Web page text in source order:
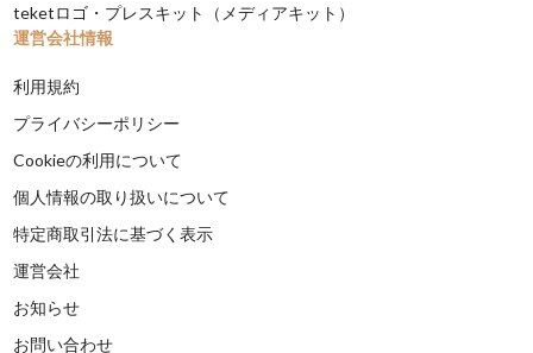
teketロゴ・プレスキット（メディアキット）
運営会社情報
利用規約
プライバシーポリシー
Cookieの利用について
個人情報の取り扱いについて
特定商取引法に基づく表示
運営会社
お知らせ
お問い合わせ